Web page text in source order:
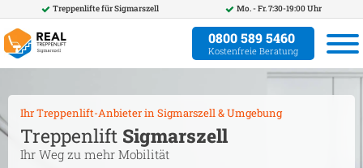
Treppenlifte fürSigmarszell Mo. - Fr. 7:30-19:00 Uhr
0800 589 5460
Kostenfreie Beratung
Ihr Treppenlift-Anbieter in Sigmarszell& Umgebung
Treppenlift Sigmarszell
Ihr Weg zu mehr Mobilität